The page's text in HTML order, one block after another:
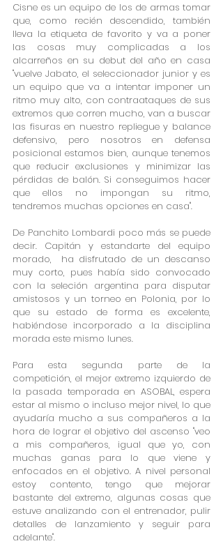
Cisne es un equipo de los de armas tomar
que, como recién descendido, también
lleva la etiqueta de favorito y va a poner
las cosas muy complicadas a los
alcarreños en su debut del año en casa
"vuelve Jabato, el seleccionador junior y es
un equipo que va a intentar imponer un
ritmo muy alto, con contraataques de sus
extremos que corren mucho, van a buscar
las fisuras en nuestro repliegue y balance
defensivo, pero nosotros en defensa
posicional estamos bien, aunque tenemos
que reducir exclusiones y minimizar las
pérdidas de balón. Si conseguimos hacer
que ellos no impongan su ritmo,
tendremos muchas opciones en casa".
De Panchito Lombardi poco más se puede
decir. Capitán y estandarte del equipo
morado,  ha disfrutado de un descanso
muy corto, pues había sido convocado
con la seleción argentina para disputar
amistosos y un torneo en Polonia, por lo
que su estado de forma es excelente,
habiéndose incorporado a la disciplina
morada este mismo lunes.
Para esta segunda parte de la
competición, el mejor extremo izquierdo de
la pasada temporada en ASOBAL, espera
estar al mismo o incluso mejor nivel, lo que
ayudaría mucho a sus compañeros a la
hora de lograr el objetivo del ascenso "veo
a mis compañeros, igual que yo, con
muchas ganas para lo que viene y
enfocados en el objetivo. A nivel personal
estoy contento, tengo que mejorar
bastante del extremo, algunas cosas que
estuve analizando con el entrenador, pulir
detalles de lanzamiento y seguir para
adelante".